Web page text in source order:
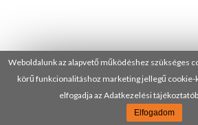
Weboldalunk az alapvető működéshez szükséges
körű funkcionalitáshoz marketing jellegű
elfogadja az Adatkezelési
Elfogadom